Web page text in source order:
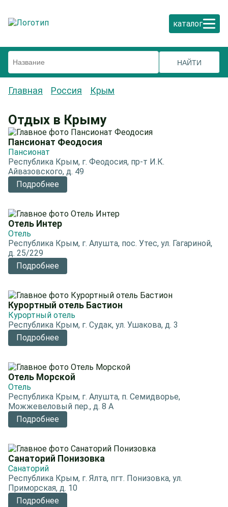
каталог
Главная Россия Крым
Отдых в Крыму
Пансионат Феодосия
Пансионат
Республика Крым, г. Феодосия, пр-т И.К.
Айвазовского, д. 49
Подробнее
Отель Интер
Отель
Республика Крым, г. Алушта, пос. Утес, ул. Гагариной,
д. 25/229
Подробнее
Курортный отель Бастион
Курортный отель
Республика Крым, г. Судак, ул. Ушакова, д. 3
Подробнее
Отель Морской
Отель
Республика Крым, г. Алушта, п. Семидворье,
Можжевеловый пер., д. 8 А
Подробнее
Санаторий Понизовка
Санаторий
Республика Крым, г. Ялта, пгт. Понизовка, ул.
Приморская, д. 10
Подробнее